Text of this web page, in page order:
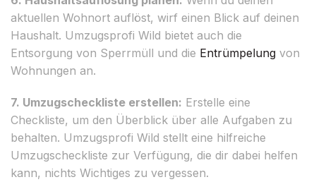
aktuellen Wohnort auflöst, wirf einen Blick auf deinen
Haushalt. Umzugsprofi Wild bietet auch die
Entsorgung von Sperrmüll und die Entrümpelung von
Wohnungen an.
7. Umzugscheckliste erstellen: Erstelle eine
Checkliste, um den Überblick über alle Aufgaben zu
behalten. Umzugsprofi Wild stellt eine hilfreiche
Umzugscheckliste zur Verfügung, die dir dabei helfen
kann, nichts Wichtiges zu vergessen.